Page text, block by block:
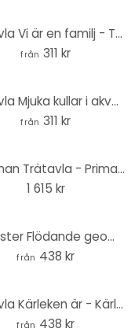
Trätavla Vi är en familj - Treechild - Rund
från 311 kr
Trätavla Mjuka kullar i akvarell - Blomstersmycke - Dekor - Rund
från 311 kr
Coleman Trätavla - Primavera - Panorama
1 615 kr
Träposter Flödande geometri i retrolook - Costa
från 438 kr
Trätavla Kärleken är - Kärleken är tålmodig - KsanaKalpa
från 438 kr